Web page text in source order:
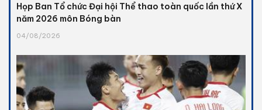
Họp Ban Tổ chức Đại hội Thể thao toàn quốc lần thứ X
năm 2026 môn Bóng bàn
04/08/2026